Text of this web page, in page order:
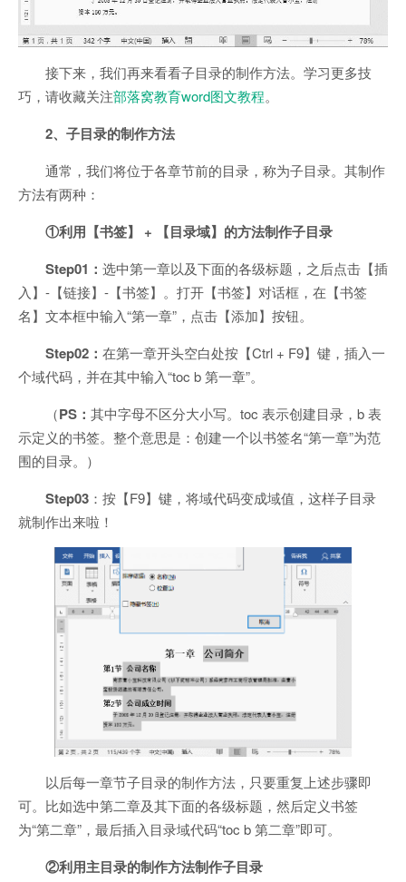
接下来，我们再来看看子目录的制作方法。学习更多技
巧，请收藏关注部落窝教育word图文教程。
2、子目录的制作方法
通常，我们将位于各章节前的目录，称为子目录。其制作
方法有两种：
①利用【书签】 + 【目录域】的方法制作子目录
Step01： 选中第一章以及下面的各级标题，之后点击【插
入】-【链接】-【书签】。打开【书签】对话框，在【书签
名】文本框中输入“第一章”，点击【添加】按钮。
Step02： 在第一章开头空白处按【Ctrl + F9】键，插入一
个域代码，并在其中输入“toc b 第一章”。
（PS： 其中字母不区分大小写。toc 表示创建目录，b 表
示定义的书签。整个意思是：创建一个以书签名“第一章”为范
围的目录。）
Step03 ：按【F9】键，将域代码变成域值，这样子目录
就制作出来啦！
以后每一章节子目录的制作方法，只要重复上述步骤即
可。比如选中第二章及其下面的各级标题，然后定义书签
为“第二章”，最后插入目录域代码“toc b 第二章”即可。
②利用主目录的制作方法制作子目录